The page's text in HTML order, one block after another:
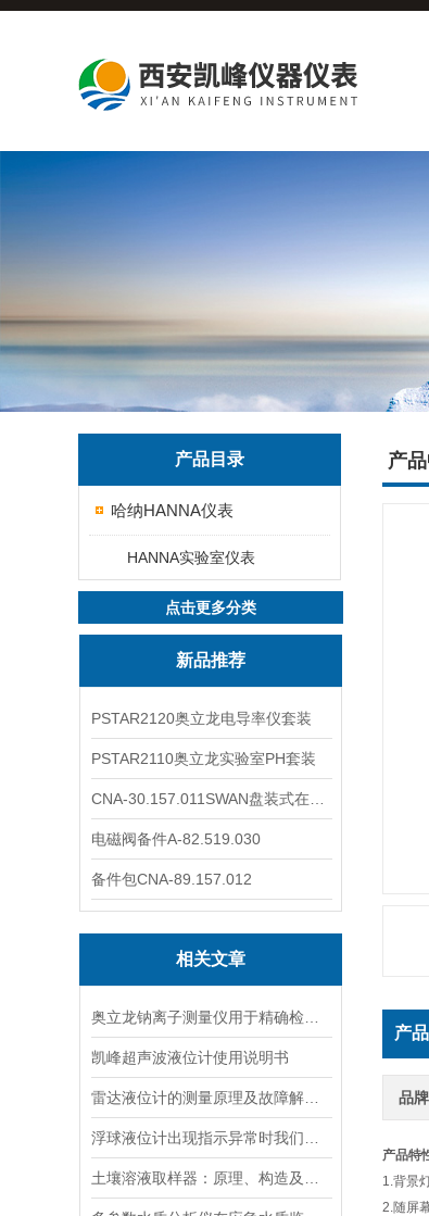
产品目录
哈纳HANNA仪表
HANNA实验室仪表
点击更多分类
新品推荐
PSTAR2120奥立龙电导率仪套装
PSTAR2110奥立龙实验室PH套装
电磁阀备件A-82.519.030
备件包CNA-89.157.012
相关文章
凯峰超声波液位计使用说明书
产
产
品牌
产品特
1.背景
2.随屏